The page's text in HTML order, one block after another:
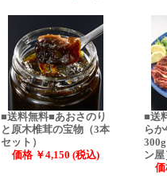
■送料無料■あおさのり
と原木椎茸の宝物（3本
セット）
価格 ￥4,150 (税込)
■送
ら
ン屋
価